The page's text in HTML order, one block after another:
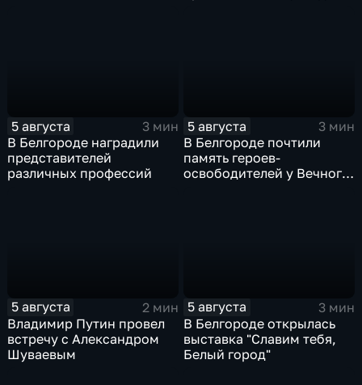
5 августа
3 мин
В Белгороде наградили
представителей
различных профессий
5 августа
3 мин
В Белгороде почтили
память героев-
освободителей у Вечного
5 августа
2 мин
Владимир Путин провел
встречу с Александром
Шуваевым
5 августа
3 мин
В Белгороде открылась
выставка "Славим тебя,
Белый город"